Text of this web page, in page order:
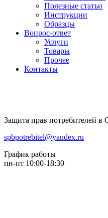
Полезные статьи
Инструкции
Образцы
Вопрос-ответ
Услуги
Товары
Прочее
Контакты
Защита прав потребителей в
spbpotrebitel@yandex.ru
График работы
пн-пт 10:00-18:30